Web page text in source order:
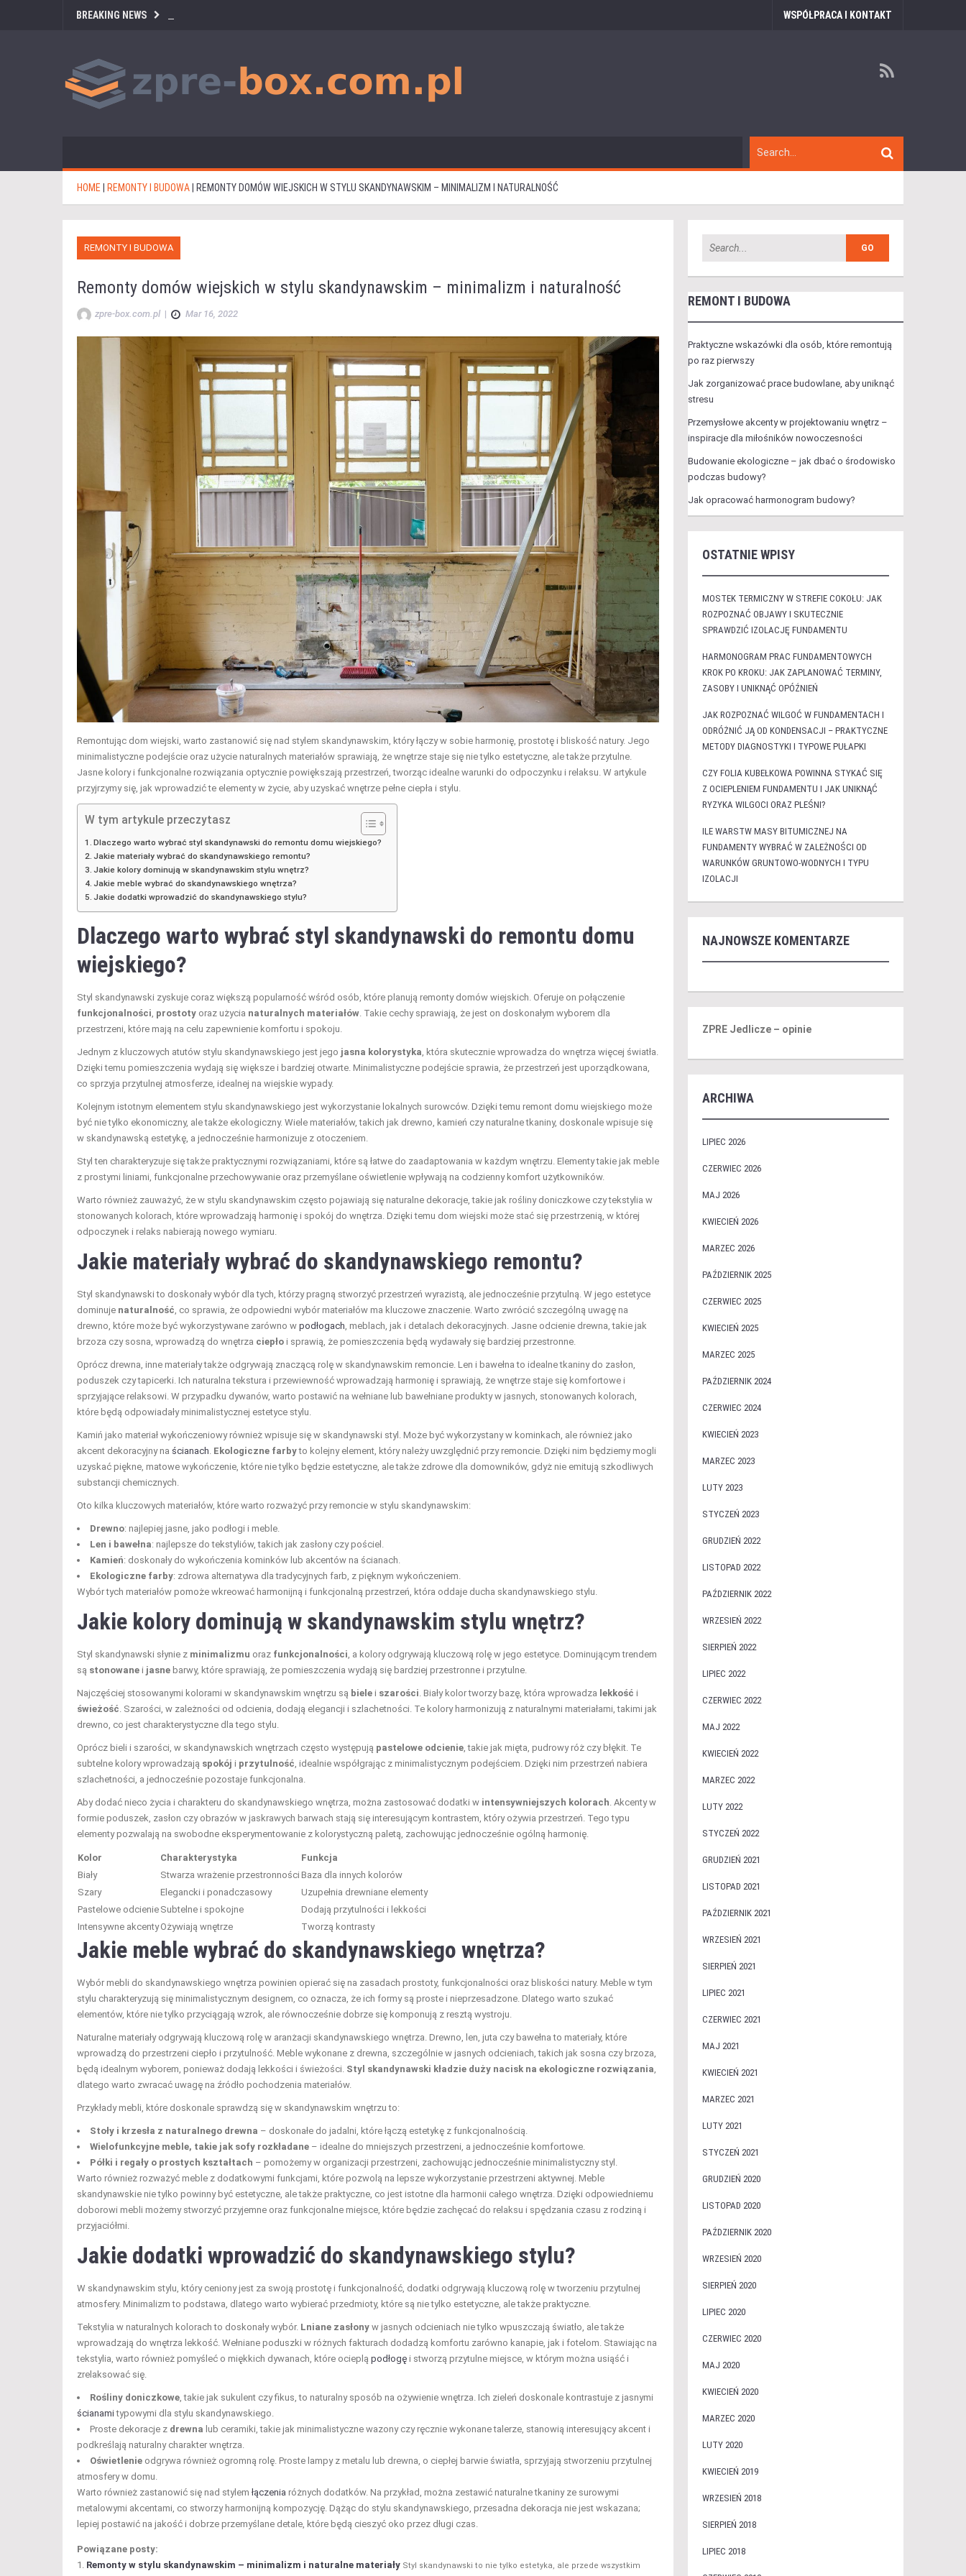
BREAKING NEWS WSPÓŁPRACA I KONTAKT
HOME REMONTY I BUDOWA REMONTY DOMÓW WIEJSKICH W STYLU SKANDYNAWSKIM – MINIMALIZM I NATURALNOŚĆ
REMONTY I BUDOWA
Remonty domów wiejskich w stylu skandynawskim – minimalizm i naturalność
zpre-box.com.pl | Mar 16, 2022
Remontując dom wiejski, warto zastanowić się nad stylem skandynawskim, który łączy w sobie harmonię, prostotę i bliskość natury. Jego
minimalistyczne podejście oraz użycie naturalnych materiałów sprawiają, że wnętrze staje się nie tylko estetyczne, ale także przytulne.
Jasne kolory i funkcjonalne rozwiązania optycznie powiększają przestrzeń, tworząc idealne warunki do odpoczynku i relaksu. W artykule
przyjrzymy się, jak wprowadzić te elementy w życie, aby uzyskać wnętrze pełne ciepła i stylu.
W tym artykule przeczytasz
Dlaczego warto wybrać styl skandynawski do remontu domu wiejskiego?
Jakie materiały wybrać do skandynawskiego remontu?
Jakie kolory dominują w skandynawskim stylu wnętrz?
Jakie meble wybrać do skandynawskiego wnętrza?
Jakie dodatki wprowadzić do skandynawskiego stylu?
Dlaczego warto wybrać styl skandynawski do remontu domu
wiejskiego?
Styl skandynawski zyskuje coraz większą popularność wśród osób, które planują remonty domów wiejskich. Oferuje on połączenie
funkcjonalności prostoty oraz użycia naturalnych materiałów . Takie cechy sprawiają, że jest on doskonałym wyborem dla
przestrzeni, które mają na celu zapewnienie komfortu i spokoju.
Jednym z kluczowych atutów stylu skandynawskiego jest jego jasna kolorystyka , która skutecznie wprowadza do wnętrza więcej światła.
Dzięki temu pomieszczenia wydają się większe i bardziej otwarte. Minimalistyczne podejście sprawia, że przestrzeń jest uporządkowana,
co sprzyja przytulnej atmosferze, idealnej na wiejskie wypady.
Kolejnym istotnym elementem stylu skandynawskiego jest wykorzystanie lokalnych surowców. Dzięki temu remont domu wiejskiego może
być nie tylko ekonomiczny, ale także ekologiczny. Wiele materiałów, takich jak drewno, kamień czy naturalne tkaniny, doskonale wpisuje się
w skandynawską estetykę, a jednocześnie harmonizuje z otoczeniem.
Styl ten charakteryzuje się także praktycznymi rozwiązaniami, które są łatwe do zaadaptowania w każdym wnętrzu. Elementy takie jak meble
z prostymi liniami, funkcjonalne przechowywanie oraz przemyślane oświetlenie wpływają na codzienny komfort użytkowników.
Warto również zauważyć, że w stylu skandynawskim często pojawiają się naturalne dekoracje, takie jak rośliny doniczkowe czy tekstylia w
stonowanych kolorach, które wprowadzają harmonię i spokój do wnętrza. Dzięki temu dom wiejski może stać się przestrzenią, w której
odpoczynek i relaks nabierają nowego wymiaru.
Jakie materiały wybrać do skandynawskiego remontu?
Styl skandynawski to doskonały wybór dla tych, którzy pragną stworzyć przestrzeń wyrazistą, ale jednocześnie przytulną. W jego estetyce
dominuje naturalność , co sprawia, że odpowiedni wybór materiałów ma kluczowe znaczenie. Warto zwrócić szczególną uwagę na
drewno, które może być wykorzystywane zarówno w podłogach , meblach, jak i detalach dekoracyjnych. Jasne odcienie drewna, takie jak
brzoza czy sosna, wprowadzą do wnętrza ciepło i sprawią, że pomieszczenia będą wydawały się bardziej przestronne.
Oprócz drewna, inne materiały także odgrywają znaczącą rolę w skandynawskim remoncie. Len i bawełna to idealne tkaniny do zasłon,
poduszek czy tapicerki. Ich naturalna tekstura i przewiewność wprowadzają harmonię i sprawiają, że wnętrze staje się komfortowe i
sprzyjające relaksowi. W przypadku dywanów, warto postawić na wełniane lub bawełniane produkty w jasnych, stonowanych kolorach,
które będą odpowiadały minimalistycznej estetyce stylu.
Kamiń jako materiał wykończeniowy również wpisuje się w skandynawski styl. Może być wykorzystany w kominkach, ale również jako
akcent dekoracyjny na ścianach Ekologiczne farbyto kolejny element, który należy uwzględnić przy remoncie. Dzięki nim będziemy mogli
uzyskać piękne, matowe wykończenie, które nie tylko będzie estetyczne, ale także zdrowe dla domowników, gdyż nie emitują szkodliwych
substancji chemicznych.
Oto kilka kluczowych materiałów, które warto rozważyć przy remoncie w stylu skandynawskim:
Drewno: najlepiej jasne, jako podłogi i meble.
Len i bawełna: najlepsze do tekstyliów, takich jak zasłony czy pościel.
Kamień: doskonały do wykończenia kominków lub akcentów na ścianach.
Ekologiczne farby: zdrowa alternatywa dla tradycyjnych farb, z pięknym wykończeniem.
Wybór tych materiałów pomoże wkreować harmonijną i funkcjonalną przestrzeń, która oddaje ducha skandynawskiego stylu.
Jakie kolory dominują w skandynawskim stylu wnętrz?
Styl skandynawski słynie z minimalizmu oraz funkcjonalności , a kolory odgrywają kluczową rolę w jego estetyce. Dominującym trendem
są stonowane i jasne barwy, które sprawiają, że pomieszczenia wydają się bardziej przestronne i przytulne.
Najczęściej stosowanymi kolorami w skandynawskim wnętrzu są biele i szarości . Biały kolor tworzy bazę, która wprowadza lekkość i
świeżość . Szarości, w zależności od odcienia, dodają elegancji i szlachetności. Te kolory harmonizują z naturalnymi materiałami, takimi jak
drewno, co jest charakterystyczne dla tego stylu.
Oprócz bieli i szarości, w skandynawskich wnętrzach często występują pastelowe odcienie , takie jak mięta, pudrowy róż czy błękit. Te
subtelne kolory wprowadzają spokój i przytulność , idealnie współgrając z minimalistycznym podejściem. Dzięki nim przestrzeń nabiera
szlachetności, a jednocześnie pozostaje funkcjonalna.
Aby dodać nieco życia i charakteru do skandynawskiego wnętrza, można zastosować dodatki w intensywniejszych kolorach . Akcenty w
formie poduszek, zasłon czy obrazów w jaskrawych barwach stają się interesującym kontrastem, który ożywia przestrzeń. Tego typu
elementy pozwalają na swobodne eksperymentowanie z kolorystyczną paletą, zachowując jednocześnie ogólną harmonię.
Kolor Charakterystyka
Funkcja
Biały
Stwarza wrażenie przestronności Baza dla innych kolorów
Szary
Elegancki i ponadczasowy
Uzupełnia drewniane elementy
Pastelowe odcienie Subtelne i spokojne
Dodają przytulności i lekkości
Intensywne akcenty Ożywiają wnętrze Tworzą kontrasty
Jakie meble wybrać do skandynawskiego wnętrza?
Wybór mebli do skandynawskiego wnętrza powinien opierać się na zasadach prostoty, funkcjonalności oraz bliskości natury. Meble w tym
stylu charakteryzują się minimalistycznym designem, co oznacza, że ich formy są proste i nieprzesadzone. Dlatego warto szukać
elementów, które nie tylko przyciągają wzrok, ale równocześnie dobrze się komponują z resztą wystroju.
Naturalne materiały odgrywają kluczową rolę w aranżacji skandynawskiego wnętrza. Drewno, len, juta czy bawełna to materiały, które
wprowadzą do przestrzeni ciepło i przytulność. Meble wykonane z drewna, szczególnie w jasnych odcieniach, takich jak sosna czy brzoza,
będą idealnym wyborem, ponieważ dodają lekkości i świeżości. Styl skandynawski kładzie duży nacisk na ekologiczne rozwiązania
dlatego warto zwracać uwagę na źródło pochodzenia materiałów.
Przykłady mebli, które doskonale sprawdzą się w skandynawskim wnętrzu to:
Stoły i krzesła z naturalnego drewna – doskonałe do jadalni, które łączą estetykę z funkcjonalnością.
Wielofunkcyjne meble, takie jak sofy rozkładane – idealne do mniejszych przestrzeni, a jednocześnie komfortowe.
Półki i regały o prostych kształtach – pomożemy w organizacji przestrzeni, zachowując jednocześnie minimalistyczny styl.
Warto również rozważyć meble z dodatkowymi funkcjami, które pozwolą na lepsze wykorzystanie przestrzeni aktywnej. Meble
skandynawskie nie tylko powinny być estetyczne, ale także praktyczne, co jest istotne dla harmonii całego wnętrza. Dzięki odpowiedniemu
doborowi mebli możemy stworzyć przyjemne oraz funkcjonalne miejsce, które będzie zachęcać do relaksu i spędzania czasu z rodziną i
przyjaciółmi.
Jakie dodatki wprowadzić do skandynawskiego stylu?
W skandynawskim stylu, który ceniony jest za swoją prostotę i funkcjonalność, dodatki odgrywają kluczową rolę w tworzeniu przytulnej
atmosfery. Minimalizm to podstawa, dlatego warto wybierać przedmioty, które są nie tylko estetyczne, ale także praktyczne.
Tekstylia w naturalnych kolorach to doskonały wybór. Lniane zasłony w jasnych odcieniach nie tylko wpuszczają światło, ale także
wprowadzają do wnętrza lekkość. Wełniane poduszki w różnych fakturach dodadzą komfortu zarówno kanapie, jak i fotelom. Stawiając na
tekstylia, warto również pomyśleć o miękkich dywanach, które ocieplą podłogę i stworzą przytulne miejsce, w którym można usiąść i
zrelaksować się.
Rośliny doniczkowe , takie jak sukulent czy fikus, to naturalny sposób na ożywienie wnętrza. Ich zieleń doskonale kontrastuje z jasnymi
ścianamitypowymi dla stylu skandynawskiego.
Proste dekoracje z drewna lub ceramiki, takie jak minimalistyczne wazony czy ręcznie wykonane talerze, stanowią interesujący akcent i
podkreślają naturalny charakter wnętrza.
Oświetlenie odgrywa również ogromną rolę. Proste lampy z metalu lub drewna, o ciepłej barwie światła, sprzyjają stworzeniu przytulnej
atmosfery w domu.
Warto również zastanowić się nad stylem łączenia różnych dodatków. Na przykład, można zestawić naturalne tkaniny ze surowymi
metalowymi akcentami, co stworzy harmonijną kompozycję. Dążąc do stylu skandynawskiego, przesadna dekoracja nie jest wskazana;
lepiej postawić na jakość i dobrze przemyślane detale, które będą cieszyć oko przez długi czas.
Powiązane posty:
Remonty w stylu skandynawskim – minimalizm i naturalne materiały Styl skandynawski to nie tylko estetyka, ale przede wszystkim
REMONT I BUDOWA
Praktyczne wskazówki dla osób, które remontują
po raz pierwszy
Jak zorganizować prace budowlane, aby uniknąć
stresu
Przemysłowe akcenty w projektowaniu wnętrz –
inspiracje dla miłośników nowoczesności
Budowanie ekologiczne – jak dbać o środowisko
podczas budowy?
Jak opracować harmonogram budowy?
OSTATNIE WPISY
MOSTEK TERMICZNY W STREFIE COKOŁU: JAK
ROZPOZNAĆ OBJAWY I SKUTECZNIE
SPRAWDZIĆ IZOLACJĘ FUNDAMENTU
HARMONOGRAM PRAC FUNDAMENTOWYCH
KROK PO KROKU: JAK ZAPLANOWAĆ TERMINY,
ZASOBY I UNIKNĄĆ OPÓŹNIEŃ
JAK ROZPOZNAĆ WILGOĆ W FUNDAMENTACH I
ODRÓŻNIĆ JĄ OD KONDENSACJI – PRAKTYCZNE
METODY DIAGNOSTYKI I TYPOWE PUŁAPKI
CZY FOLIA KUBEŁKOWA POWINNA STYKAĆ SIĘ
Z OCIEPLENIEM FUNDAMENTU I JAK UNIKNĄĆ
RYZYKA WILGOCI ORAZ PLEŚNI?
ILE WARSTW MASY BITUMICZNEJ NA
FUNDAMENTY WYBRAĆ W ZALEŻNOŚCI OD
WARUNKÓW GRUNTOWO-WODNYCH I TYPU
IZOLACJI
NAJNOWSZE KOMENTARZE
ZPRE Jedlicze – opinie
ARCHIWA
LIPIEC 2026
CZERWIEC 2026
MAJ 2026
KWIECIEŃ 2026
MARZEC 2026
PAŹDZIERNIK 2025
CZERWIEC 2025
KWIECIEŃ 2025
MARZEC 2025
PAŹDZIERNIK 2024
CZERWIEC 2024
KWIECIEŃ 2023
MARZEC 2023
LUTY 2023
STYCZEŃ 2023
GRUDZIEŃ 2022
LISTOPAD 2022
PAŹDZIERNIK 2022
WRZESIEŃ 2022
SIERPIEŃ 2022
LIPIEC 2022
CZERWIEC 2022
MAJ 2022
KWIECIEŃ 2022
MARZEC 2022
LUTY 2022
STYCZEŃ 2022
GRUDZIEŃ 2021
LISTOPAD 2021
PAŹDZIERNIK 2021
WRZESIEŃ 2021
SIERPIEŃ 2021
LIPIEC 2021
CZERWIEC 2021
MAJ 2021
KWIECIEŃ 2021
MARZEC 2021
LUTY 2021
STYCZEŃ 2021
GRUDZIEŃ 2020
LISTOPAD 2020
PAŹDZIERNIK 2020
WRZESIEŃ 2020
SIERPIEŃ 2020
LIPIEC 2020
CZERWIEC 2020
MAJ 2020
KWIECIEŃ 2020
MARZEC 2020
LUTY 2020
KWIECIEŃ 2019
WRZESIEŃ 2018
SIERPIEŃ 2018
LIPIEC 2018